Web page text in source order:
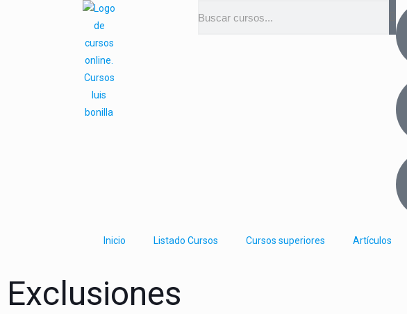
Inicio Listado Cursos Cursos superiores Artículos
Exclusiones